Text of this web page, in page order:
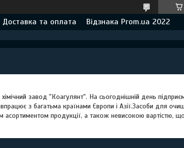
Доставка та оплата Відзнака Prom.ua 2022
завод "Коагулянт". На сьогоднішній день
з багатьма країнами Європи і Азії.Засоби для
асортиментом продукції, а також невисокою вартістю,